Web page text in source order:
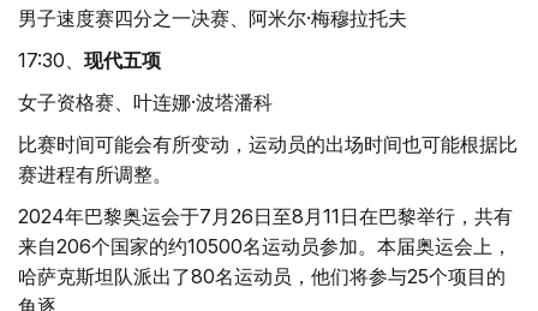
男子速度赛四分之一决赛、阿米尔·梅穆拉托夫
17:30、 现代五项
女子资格赛、叶连娜·波塔潘科
比赛时间可能会有所变动，运动员的出场时间也可能根据比
赛进程有所调整。
2024年巴黎奥运会于7月26日至8月11日在巴黎举行，共有
来自206个国家的约10500名运动员参加。本届奥运会上，
哈萨克斯坦队派出了80名运动员，他们将参与25个项目的